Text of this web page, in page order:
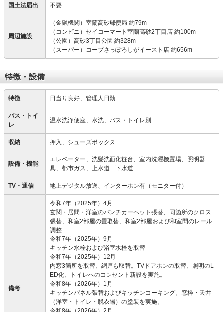
国土法届出 不要
周辺施設
（金融機関）室蘭高砂郵便局 約79m
（コンビニ）セイコーマート室蘭高砂2丁目店 約100m
（公園）高砂3丁目公園 約328m
（スーパー）コープさっぽろしがイースト店 約656m
特徴・設備
特徴 日当り良好、管理人日勤
バス・トイ
レ
温水洗浄便座、水洗、バス・トイレ別
収納 押入、シューズボックス
設備・機能
エレベーター、洗髪洗面化粧台、室内洗濯機置場、照明器
具、都市ガス、上水道、下水道
TV・通信 地上デジタル放送、インターホン有（モニター付）
備考
令和7年（2025年）4月
玄関・居間・洋室のパンチカーペット張替、同箇所のクロス
張替、和室2部屋の畳取替、和室2部屋および和室間のレール
調整
令和7年（2025年）9月
キッチン水栓および浴室水栓を取替
令和7年（2025年）12月
内窓3箇所を取替、網戸も取替。TVドアホンの取替、照明のL
ED化、トイレへのコンセント新設を実施。
令和8年（2026年）1月
キッチンパネル張替およびキッチンコーキング。窓枠・天井
（洋室・トイレ・脱衣場）の塗装を実施。
令和8年（2026年）2月